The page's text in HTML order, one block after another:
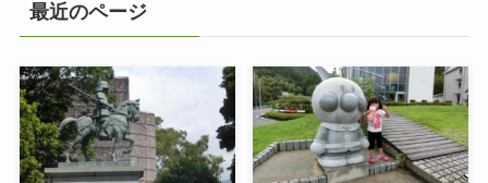
最近のページ